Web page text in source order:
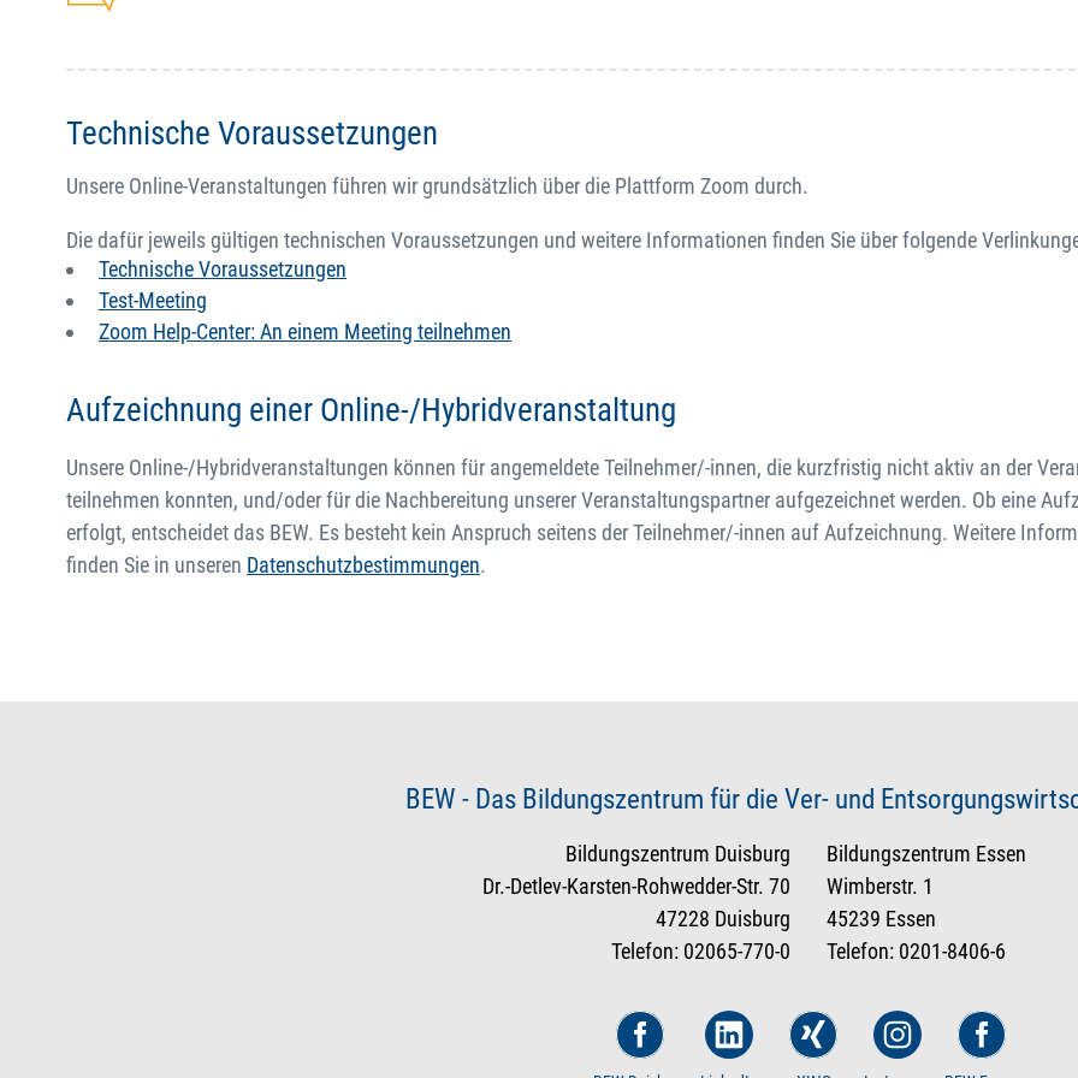
Technische Voraussetzungen
Unsere Online-Veranstaltungen führen wir grundsätzlich über die Plattform Zoom durch.
Die dafür jeweils gültigen technischen Voraussetzungen und weitere Informationen finden Sie über folgende
Technische Voraussetzungen
Test-Meeting
Zoom Help-Center: An einem Meeting teilnehmen
Aufzeichnung einer Online-/Hybridveranstaltung
Unsere Online-/Hybridveranstaltungen können für angemeldete Teilnehmer/-innen, die kurzfristig nicht aktiv an der
teilnehmen konnten, und/oder für die Nachbereitung unserer Veranstaltungspartner aufgezeichnet werden. Ob eine
erfolgt, entscheidet das BEW. Es besteht kein Anspruch seitens der Teilnehmer/-innen auf Aufzeichnung. Weitere
finden Sie in unseren Datenschutzbestimmungen.
BEW - Das Bildungszentrum für die Ver- und
Bildungszentrum Duisburg
Dr.-Detlev-Karsten-Rohwedder-Str. 70
47228 Duisburg
Telefon: 02065-770-0
Bildungszentrum Essen
Wimberstr. 1
45239 Essen
Telefon: 0201-8406-6